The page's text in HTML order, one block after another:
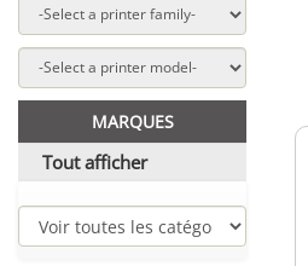
MARQUES
Tout afficher